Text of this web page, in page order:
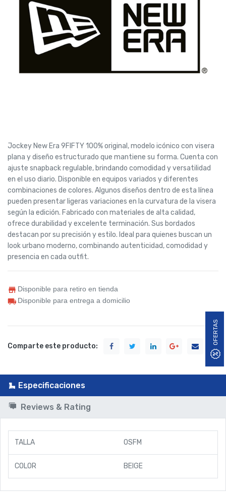
OFERTAS
Jockey New Era 9FIFTY 100% original, modelo icónico con visera
plana y diseño estructurado que mantiene su forma. Cuenta con
ajuste snapback regulable, brindando comodidad y versatilidad
en el uso diario. Disponible en equipos variados y diferentes
combinaciones de colores. Algunos diseños dentro de esta línea
pueden presentar ligeras variaciones en la curvatura de la visera
según la edición. Fabricado con materiales de alta calidad,
ofrece durabilidad y excelente terminación. Sus bordados
destacan por su precisión y estilo. Ideal para quienes buscan un
look urbano moderno, combinando autenticidad, comodidad y
presencia en cada outfit.
Disponible para retiro en tienda
Disponible para entrega a domicilio
Comparte este producto:
Especificaciones
Reviews & Rating
TALLA OSFM
COLOR BEIGE